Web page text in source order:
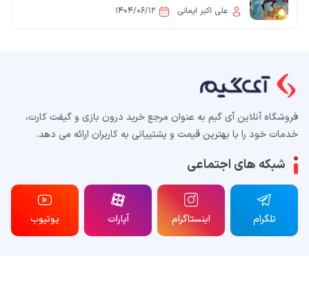
گیم‌پلی و طنز
علی اکبر ایمانی ۱۴۰۴/۰۶/۱۲
فروشگاه آنلاین آی گیم به عنوان مرجع خرید درون بازی و گیفت کارت،
خدمات خود را با بهترین قیمت و پشتییانی به کاربران ارائه می دهد.
شبکه های اجتماعی
تلگرام اینستاگرام آپارات یوتیوب